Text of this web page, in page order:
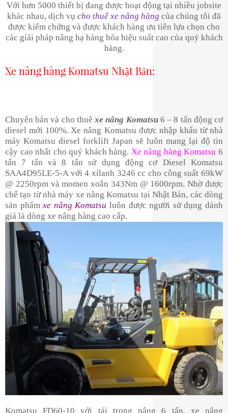
Với hơn 5000 thiết bị đang được hoạt động tại nhiều jobsite
khác nhau, dịch vụ cho thuê xe nâng hàng của chúng tôi đã
được kiểm chứng và được khách hàng ưu tiên lựa chọn cho
các giải pháp nâng hạ hàng hóa hiệu suất cao của quý khách
hàng.
Xe nâng hàng Komatsu Nhật Bản:
Chuyên bán và cho thuêxe nâng Komatsu6 – 8 tấn động cơ
diesel mới 100%. Xe nâng Komatsu được nhập khẩu từ nhà
máy Komatsu diesel forklift Japan sẽ luôn mang lại độ tin
cậy cao nhất cho quý khách hàng. Xe nâng hàng Komatsu 6
tấn 7 tấn và 8 tấn sử dụng động cơ Diesel Komatsu
SAA4D95LE-5-A với 4 xilanh 3246 cc cho công suất 69kW
@ 2250rpm và momen xoắn 343Nm @ 1600rpm. Nhờ được
chế tạo từ nhà máy xe nâng Komatsu tại Nhật Bản, các dòng
sản phẩmxe nâng Komatsu luôn được người sử dụng dánh
giá là dòng xe nâng hàng cao cấp.
Komatsu FD60-10 với tải trọng nâng 6 tấn, xe nâng